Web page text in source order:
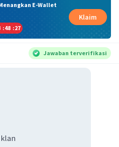
E-Wallet
:48 :27
Klaim
Jawaban terverifikasi